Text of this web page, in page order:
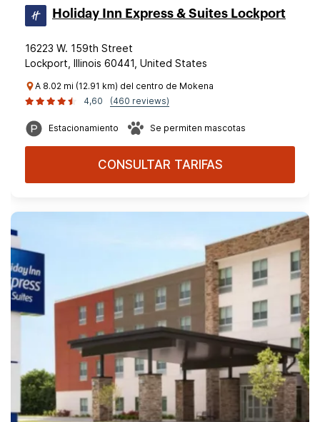
Holiday Inn Express & Suites Lockport
16223 W. 159th Street
Lockport, Illinois 60441, United States
A 8.02 mi (12.91 km) del centro de Mokena
4,60
(460 reviews)
Estacionamiento Se permiten mascotas
CONSULTAR TARIFAS